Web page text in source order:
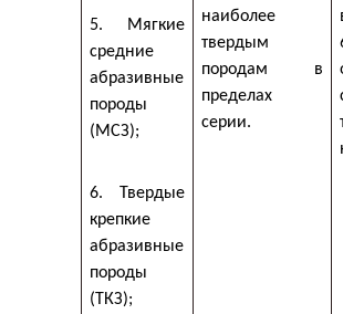
5. Мягкие
средние
абразивные
породы
(МСЗ);
6. Твердые
крепкие
абразивные
породы
(ТКЗ);
наиболее
твердым
породам в
пределах
серии.